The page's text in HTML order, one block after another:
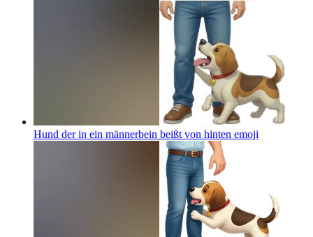
Hund der in ein männerbein beißt von hinten emoji